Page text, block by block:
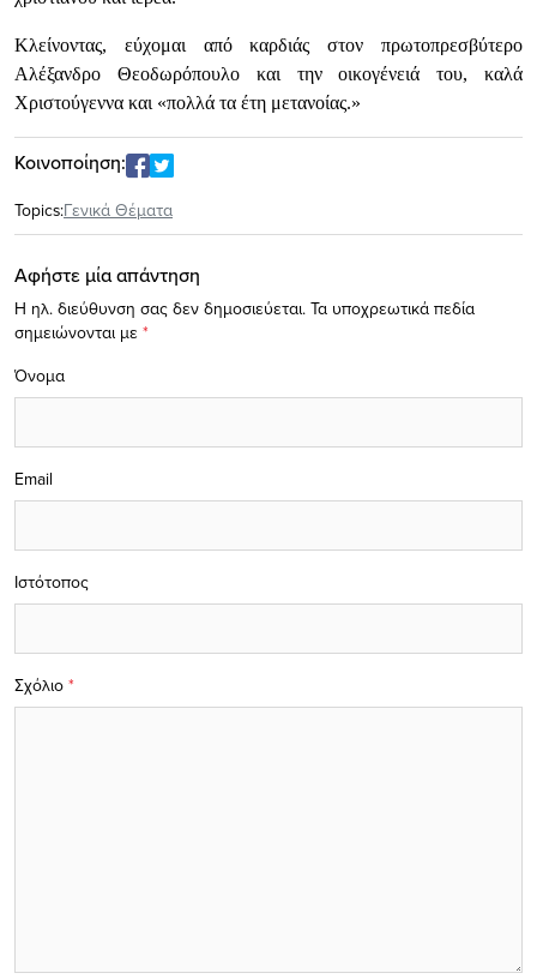
Κλείνοντας, εύχομαι από καρδιάς στον πρωτοπρεσβύτερο
Αλέξανδρο Θεοδωρόπουλο και την οικογένειά του, καλά
Χριστούγεννα και «πολλά τα έτη μετανοίας.»
Κοινοποίηση:
Topics:Γενικά Θέματα
Αφήστε μία απάντηση
Η ηλ. διεύθυνση σας δεν δημοσιεύεται. Τα υποχρεωτικά πεδία
σημειώνονται με *
Σχόλιο *
Όνομα
Email
Ιστότοπος